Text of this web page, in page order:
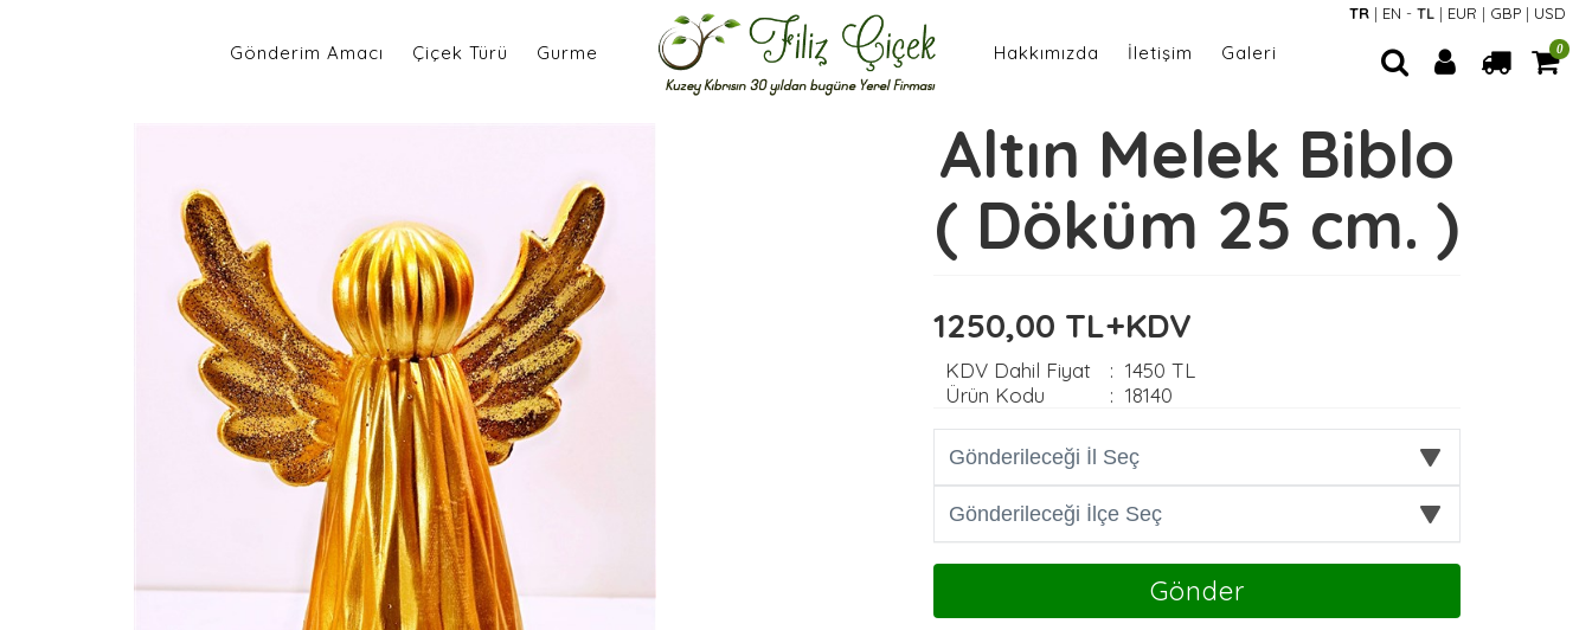
TR | EN - TL | EUR | GBP | USD
0
Gönderim Amacı Çiçek Türü Gurme Hakkımızda İletişim Galeri
Altın Melek Biblo
( Döküm 25 cm. )
1250,00 TL+KDV
KDV Dahil Fiyat :1450 TL
Ürün Kodu
:18140
Gönder